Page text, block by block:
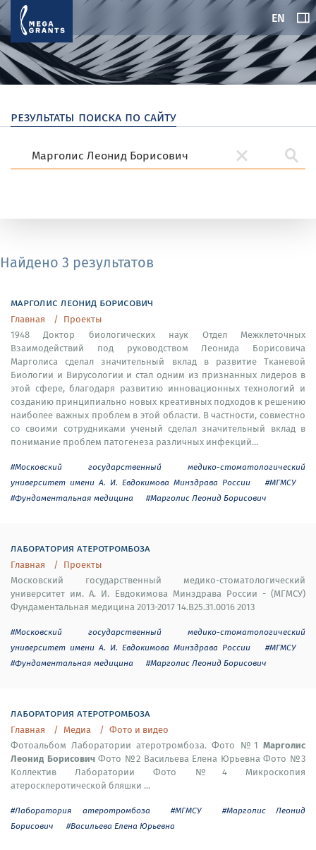
EN
результаты поиска по сайту
Найдено 3 результатов
марголис леонид борисович
Главная
Проекты
1948 Доктор биологических наук Отдел Межклеточных
Взаимодействий под руководством Леонида Борисовича
Марголиса сделал значительный вклад в развитие Тканевой
Биологии и Вирусологии и стал одним из признанных лидеров в
этой сфере, благодаря развитию инновационных технологий и
созданию принципиально новых креативных подходов к решению
наиболее важных проблем в этой области. В частности, совместно
со своими сотрудниками ученый сделал значительный вклад в
понимание проблем патогенеза различных инфекций...
#Московский государственный медико-стоматологический
университет имени А. И. Евдокимова Минздрава России
#МГМСУ
#Фундаментальная медицина
#Марголис Леонид Борисович
лаборатория атеротромбоза
Главная
Проекты
Московский государственный медико-стоматологический
университет им. А. И. Евдокимова Минздрава России - (МГМСУ)
Фундаментальная медицина 2013-2017 14.B25.31.0016 2013
#Московский государственный медико-стоматологический
университет имени А. И. Евдокимова Минздрава России
#МГМСУ
#Фундаментальная медицина
#Марголис Леонид Борисович
лаборатория атеротромбоза
Главная Медиа
Фото и видео
Фотоальбом Лаборатории атеротромбоза. Фото №1 Марголис
Леонид БорисовичФото №2 Васильева Елена Юрьевна Фото №3
Коллектив Лаборатории Фото №4 Микроскопия
атеросклеротической бляшки ...
#Лаборатория атеротромбоза #МГМСУ
#Марголис Леонид
Борисович
#Васильева Елена Юрьевна